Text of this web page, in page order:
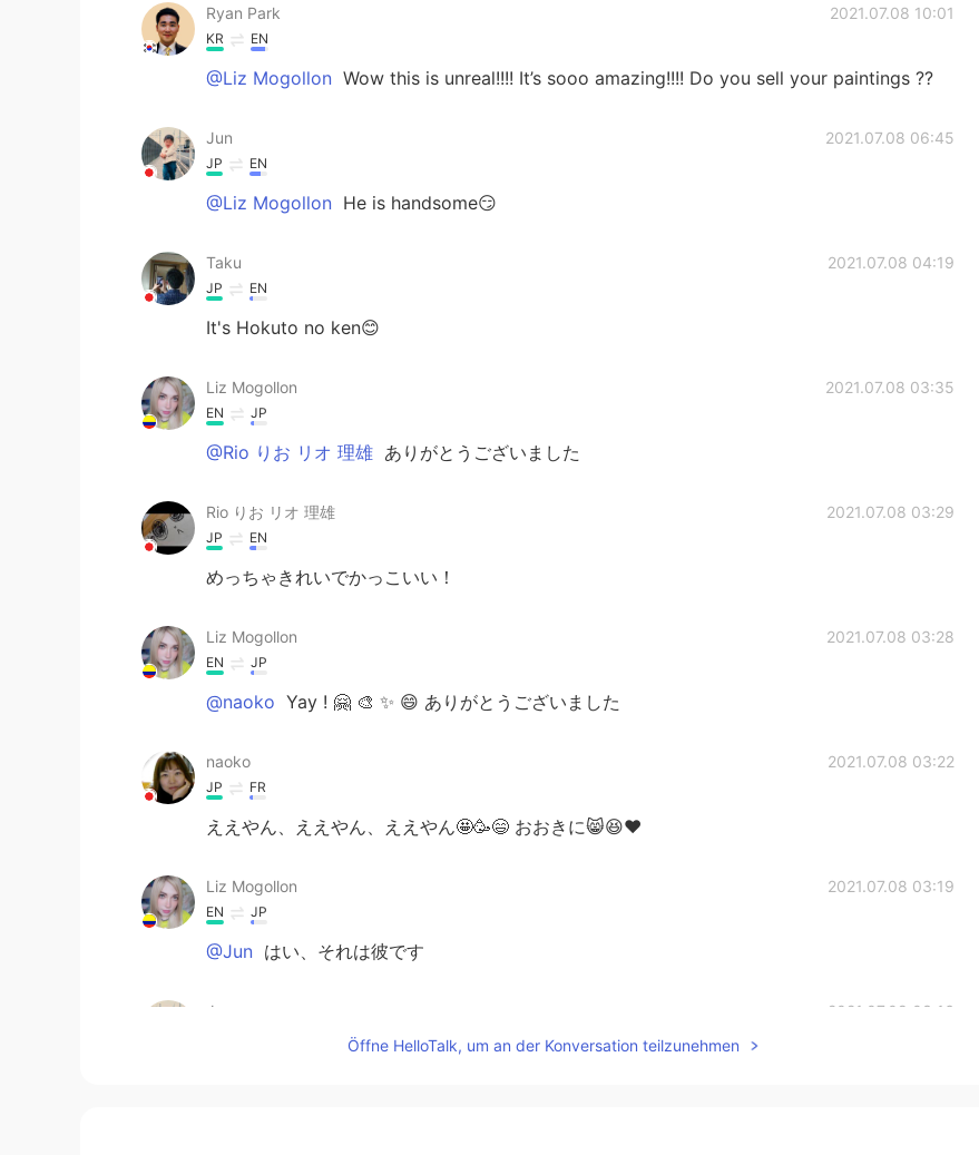
Ryan Park 2021.07.08 10:01
KR EN
@Liz Mogollon Wow this is unreal!!!! It’s sooo amazing!!!! Do you sell your paintings ??
Jun 2021.07.08 06:45
JP EN
@Liz Mogollon He is handsome😏
Taku 2021.07.08 04:19
JP EN
It's Hokuto no ken😊
Liz Mogollon 2021.07.08 03:35
EN JP
@Rio りお リオ 理雄 ありがとうございました
Rio りお リオ 理雄 2021.07.08 03:29
JP EN
めっちゃきれいでかっこいい！
Liz Mogollon 2021.07.08 03:28
EN JP
@naoko Yay ! 🤗 🎨 ✨ 😄 ありがとうございました
naoko 2021.07.08 03:22
JP FR
ええやん、ええやん、ええやん🤩🥳😄 おおきに😸😆♥️
Liz Mogollon 2021.07.08 03:19
EN JP
@Jun はい、それは彼です
Jun 2021.07.08 03:16
Öffne HelloTalk, um an der Konversation teilzunehmen